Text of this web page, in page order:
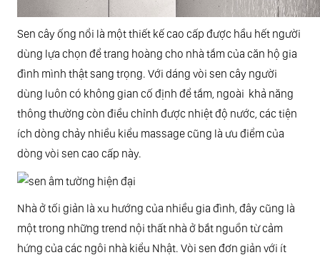
Sen cây ống nổi là một thiết kế cao cấp được hầu hết người
dùng lựa chọn để trang hoàng cho nhà tắm của căn hộ gia
đình mình thật sang trọng. Với dáng vòi sen cây người
dùng luôn có không gian cố định để tắm, ngoài khả năng
thông thường còn điều chỉnh được nhiệt độ nước, các tiện
ích dòng chảy nhiều kiểu massage cũng là ưu điểm của
dòng vòi sen cao cấp này.
Nhà ở tối giản là xu hướng của nhiều gia đình, đây cũng là
một trong những trend nội thất nhà ở bắt nguồn từ cảm
hứng của các ngôi nhà kiểu Nhật. Vòi sen đơn giản với ít